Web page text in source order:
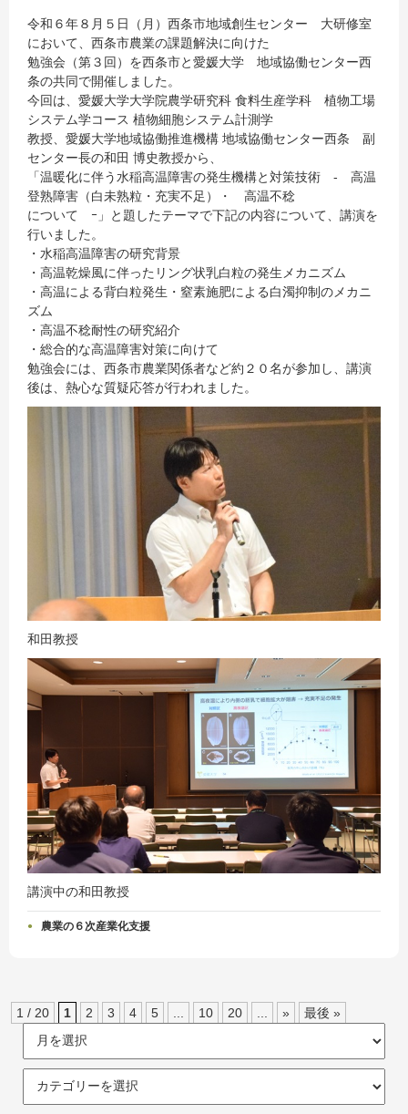
令和６年８月５日（月）西条市地域創生センター 大研修室
において、西条市農業の課題解決に向けた
勉強会（第３回）を西条市と愛媛大学 地域協働センター西
条の共同で開催しました。
今回は、愛媛大学大学院農学研究科 食料生産学科 植物工場
システム学コース 植物細胞システム計測学
教授、愛媛大学地域協働推進機構 地域協働センター西条 副
センター長の和田 博史教授から、
「温暖化に伴う水稲高温障害の発生機構と対策技術 - 高温
登熟障害（白未熟粒・充実不足）・ 高温不稔
について ｰ」と題したテーマで下記の内容について、講演を
行いました。
・水稲高温障害の研究背景
・高温乾燥風に伴ったリング状乳白粒の発生メカニズム
・高温による背白粒発生・窒素施肥による白濁抑制のメカニ
ズム
・高温不稔耐性の研究紹介
・総合的な高温障害対策に向けて
勉強会には、西条市農業関係者など約２０名が参加し、講演
後は、熱心な質疑応答が行われました。
和田教授
講演中の和田教授
農業の６次産業化支援
1 / 20 1 2 3 4 5 10 20 » 最後 »